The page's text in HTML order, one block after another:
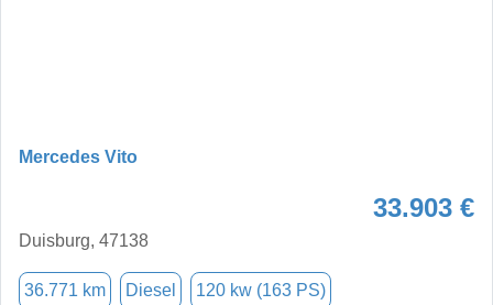
Mercedes Vito
33.903 €
Duisburg, 47138
36.771 km Diesel 120 kw (163 PS)